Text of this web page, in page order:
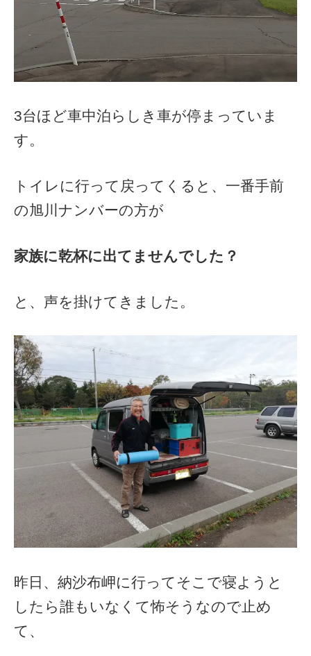
3台ほど車中泊らしき車が停まっていま
す。
トイレに行って戻ってくると、一番手前
の旭川ナンバーの方が
家族に乾杯に出てませんでした？
と、声を掛けてきました。
昨日、納沙布岬に行ってそこで寝ようと
したら誰もいなくて怖そうなので止め
て、